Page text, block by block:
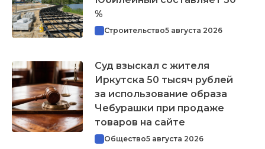
%
Строительство5 августа 2026
Суд взыскал с жителя
Иркутска 50 тысяч рублей
за использование образа
Чебурашки при продаже
товаров на сайте
Общество5 августа 2026